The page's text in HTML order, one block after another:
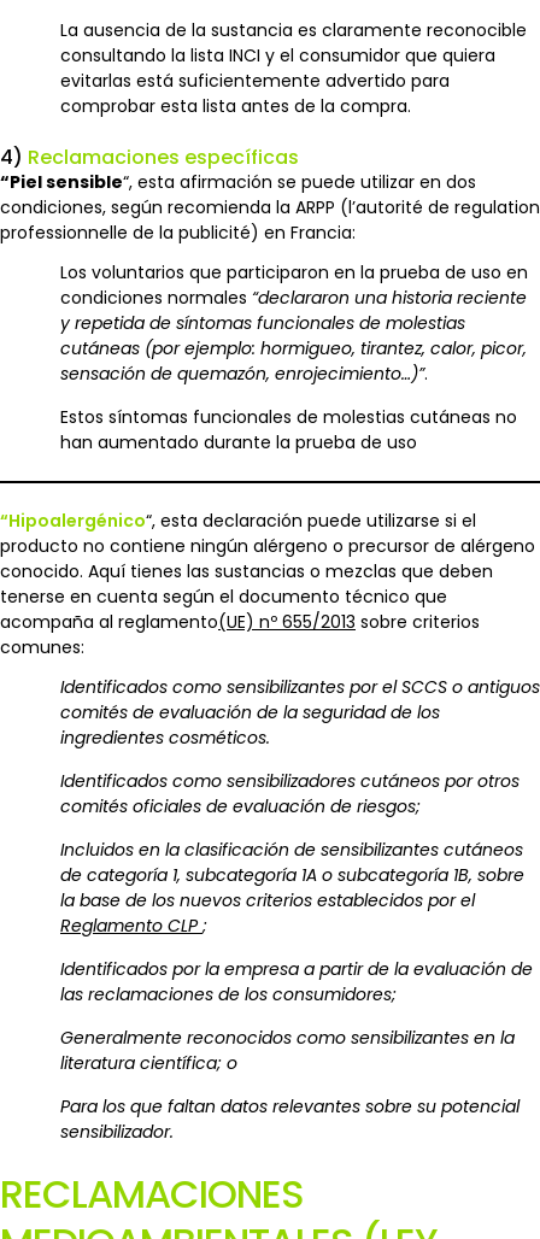
La ausencia de la sustancia es claramente reconocible
consultando la lista INCI y el consumidor que quiera
evitarlas está suficientemente advertido para
comprobar esta lista antes de la compra.
4) Reclamaciones específicas
“Piel sensible“, esta afirmación se puede utilizar en dos
condiciones, según recomienda la ARPP (l’autorité de regulation
professionnelle de la publicité) en Francia:
Los voluntarios que participaron en la prueba de uso en
condiciones normales “declararon una historia reciente
y repetida de síntomas funcionales de molestias
cutáneas (por ejemplo: hormigueo, tirantez, calor, picor,
sensación de quemazón, enrojecimiento…)”.
Estos síntomas funcionales de molestias cutáneas no
han aumentado durante la prueba de uso
“Hipoalergénico“, esta declaración puede utilizarse si el
producto no contiene ningún alérgeno o precursor de alérgeno
conocido. Aquí tienes las sustancias o mezclas que deben
tenerse en cuenta según el documento técnico que
acompaña al reglamento(UE) nº 655/2013 sobre criterios
comunes:
Identificados como sensibilizantes por el SCCS o antiguos
comités de evaluación de la seguridad de los
ingredientes cosméticos.
Identificados como sensibilizadores cutáneos por otros
comités oficiales de evaluación de riesgos;
Incluidos en la clasificación de sensibilizantes cutáneos
de categoría 1, subcategoría 1A o subcategoría 1B, sobre
la base de los nuevos criterios establecidos por el
Reglamento CLP ;
Identificados por la empresa a partir de la evaluación de
las reclamaciones de los consumidores;
Generalmente reconocidos como sensibilizantes en la
literatura científica; o
Para los que faltan datos relevantes sobre su potencial
sensibilizador.
RECLAMACIONES